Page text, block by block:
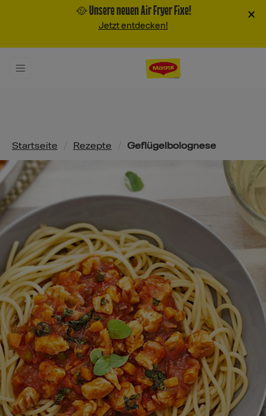
🥘 Unsere neuen Air Fryer Fixe!
Jetzt entdecken!
×
Pfadnavigation
Startseite Rezepte Geflügelbolognese